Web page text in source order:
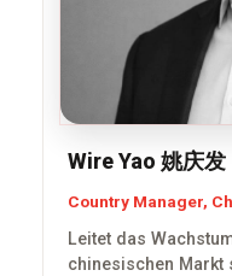
Wire Yao 姚庆发
Country Manager,
Leitet das
chinesischen Markt